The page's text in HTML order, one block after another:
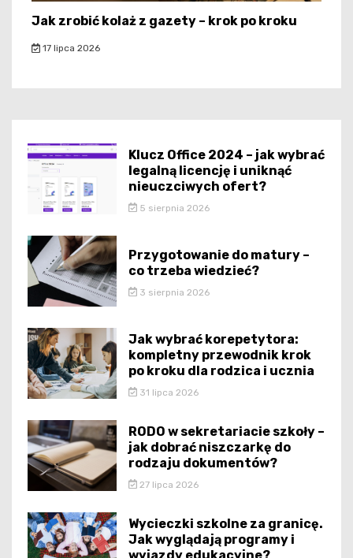
Jak zrobić kolaż z gazety – krok po kroku
17 lipca 2026
Klucz Office 2024 – jak wybrać
legalną licencję i uniknąć
nieuczciwych ofert?
5 sierpnia 2026
Przygotowanie do matury –
co trzeba wiedzieć?
3 sierpnia 2026
Jak wybrać korepetytora:
kompletny przewodnik krok
po kroku dla rodzica i ucznia
31 lipca 2026
RODO w sekretariacie szkoły –
jak dobrać niszczarkę do
rodzaju dokumentów?
27 lipca 2026
Wycieczki szkolne za granicę.
Jak wyglądają programy i